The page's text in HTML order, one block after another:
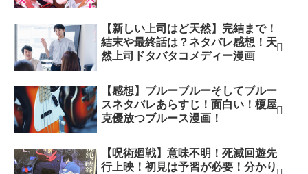
【新しい上司はど天然】完結まで！
結末や最終話は？ネタバレ感想！天
然上司ドタバタコメディー漫画
【感想】ブルーブルーそしてブルー
スネタバレあらすじ！面白い！榎屋
克優放つブルース漫画！
【呪術廻戦】意味不明！死滅回遊先
行上映！初見は予習が必要！分かり